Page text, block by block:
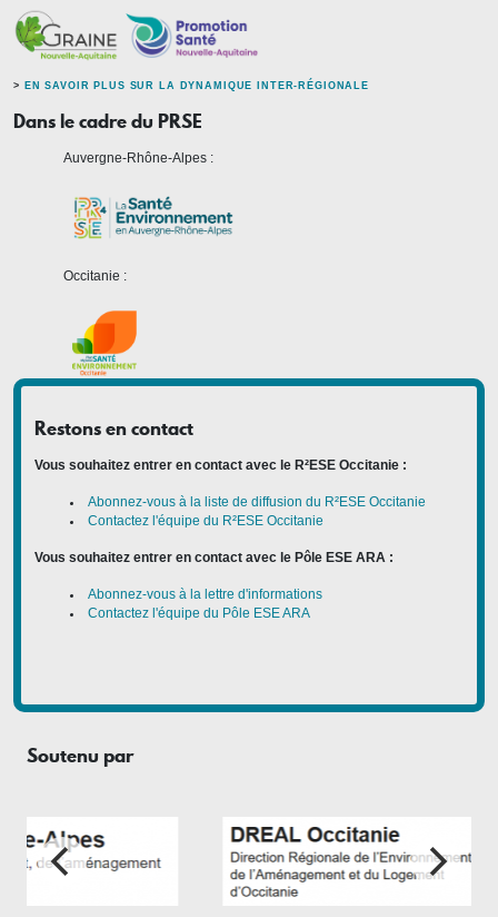
> EN SAVOIR PLUS SUR LA DYNAMIQUE INTER-RÉGIONALE
Dans le cadre du PRSE
Auvergne-Rhône-Alpes :
Occitanie :
Restons en contact
Vous souhaitez entrer en contact avec le R²ESE Occitanie :
Abonnez-vous à la liste de diffusion du R²ESE Occitanie
Contactez l'équipe du R²ESE Occitanie
Vous souhaitez entrer en contact avec le Pôle ESE ARA :
Abonnez-vous à la lettre d'informations
Contactez l'équipe du Pôle ESE ARA
Soutenu par